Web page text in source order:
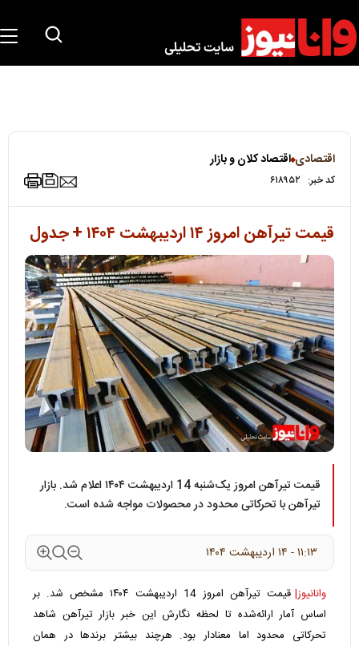
اقتصادی اقتصاد کلان و بازار
کد خبر: ۶۱۸۹۵۲
قیمت تیرآهن امروز ۱۴ اردیبهشت ۱۴۰۴ + جدول
قیمت تیرآهن امروز یک‌شنبه 14 اردیبهشت ۱۴۰۴ اعلام شد. بازار
تیرآهن با تحرکاتی محدود در محصولات مواجه شده است.
۱۱:۱۳ - ۱۴ ارديبهشت ۱۴۰۴
وانانیوز|
قیمت تیرآهن امروز 14 اردیبهشت ۱۴۰۴ مشخص شد. بر
اساس آمار ارائه‌شده تا لحظه نگارش این خبر بازار تیرآهن شاهد
تحرکاتی محدود اما معنادار بود. هرچند بیشتر برندها در همان